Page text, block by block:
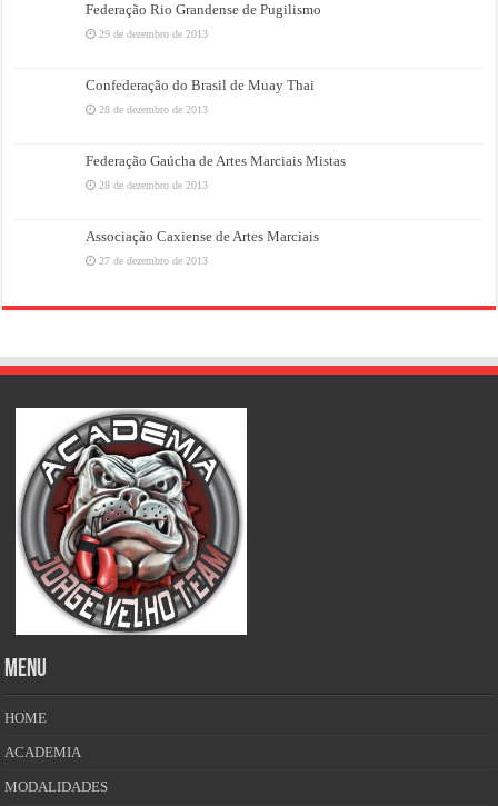
Federação Rio Grandense de Pugilismo
29 de dezembro de 2013
Confederação do Brasil de Muay Thai
28 de dezembro de 2013
Federação Gaúcha de Artes Marciais Mistas
28 de dezembro de 2013
Associação Caxiense de Artes Marciais
27 de dezembro de 2013
MENU
HOME
ACADEMIA
MODALIDADES